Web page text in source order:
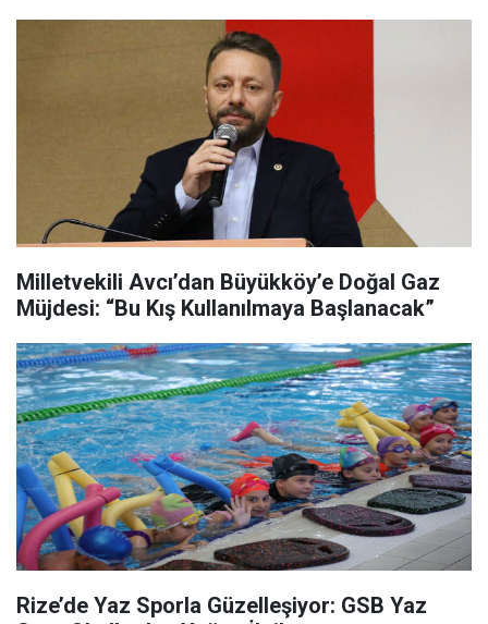
Milletvekili Avcı’dan Büyükköy’e Doğal Gaz
Müjdesi: “Bu Kış Kullanılmaya Başlanacak”
Rize’de Yaz Sporla Güzelleşiyor: GSB Yaz